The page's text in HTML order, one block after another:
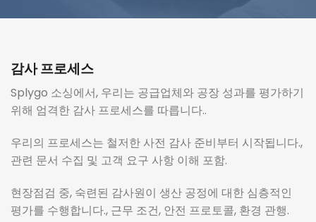
감사 프로세스
Splygo 소싱에서, 우리는 공급업체와 공장 성과를 평가하기
위해 엄격한 감사 프로세스를 따릅니다..
우리의 프로세스는 철저한 사전 감사 준비부터 시작됩니다.,
관련 문서 수집 및 고객 요구 사항 이해 포함.
현장점검 중, 숙련된 감사원이 생산 공정에 대한 심층적인
평가를 수행합니다., 근무 조건, 안전 프로토콜, 환경 관행.